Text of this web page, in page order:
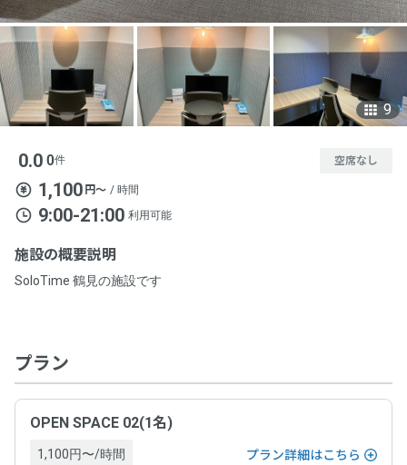
9
0.0 0件 空席なし
1,100 円〜 / 時間
9:00-21:00 利用可能
施設の概要説明
SoloTime 鶴見の施設です
プラン
OPEN SPACE 02(1名)
1,100円〜/時間 プラン詳細はこちら
ム
プログラム対象者
平均総合評価 0.0
清潔さ 0.0
0件のレビューがあります
野村不動産株式会社
特定商取引法に基づく表記等
事業者名
野村不動産株式会社
野村不動産株式会社
ワークスペースごとに表示（税込表示）
チェックインはスマートフォンからお願いします。